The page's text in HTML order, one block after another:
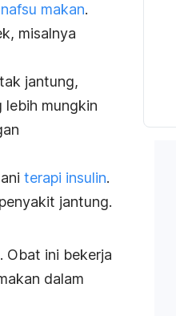
makan.
misalnya
jantung,
lebih mungkin
terapi insulin.
jantung.
Obat ini bekerja
dalam